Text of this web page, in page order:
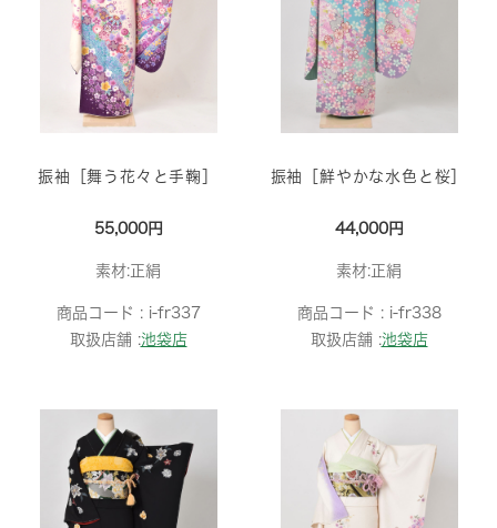
振袖［舞う花々と手鞠］
55,000円
素材:正絹
商品コード : i-fr337
取扱店舗 :池袋店
振袖［鮮やかな水色と桜］
44,000円
素材:正絹
商品コード : i-fr338
取扱店舗 :池袋店